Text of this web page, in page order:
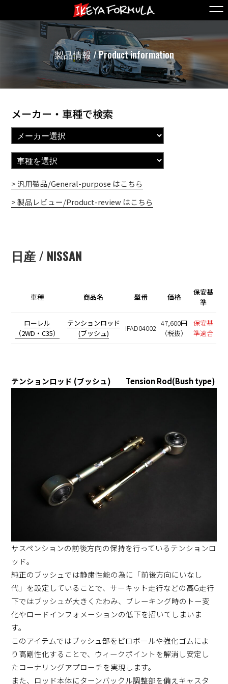
製品情報 / Product information
メーカー・車種で検索
> 汎用製品/General-purpose はこちら
> 製品レビュー/Product-review はこちら
日産 / NISSAN
車種 商品名 型番 価格
保安基
準
ローレル
（2WD・C35）
テンションロッド
(ブッシュ)
IFAD04002
47,600円
（税抜）
保安基
準適合
テンションロッド (ブッシュ) Tension Rod(Bush type)
サスペンションの前後方向の保持を行っているテンションロ
ッド。
純正のブッシュでは静粛性能の為に「前後方向にいなし
代」を設定していることで、サーキット走行などの高G走行
下ではブッシュが大きくたわみ、ブレーキング時のトー変
化やロードインフォメーションの低下を招いてしまいま
す。
このアイテムではブッシュ部をピロボールや強化ゴムによ
り高剛性化することで、ウィークポイントを解消し安定し
たコーナリングアプローチを実現します。
また、ロッド本体にターンバックル調整部を備えキャスタ